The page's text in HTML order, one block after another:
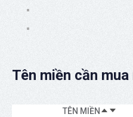
Tên miền cần
TÊN MIỀN